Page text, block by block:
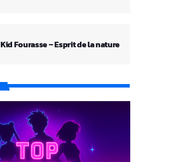
Kid Fourasse – Esprit de la nature